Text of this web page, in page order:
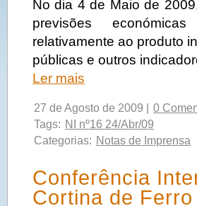
No dia 4 de Maio de
previsões
relativamente ao produto
públicas e outros
Ler mais
27 de Agosto de 2009 |
0
Tags: NI nº16 24/Abr/09
Categorias: Notas de Imprensa
Conferência
Cortina de